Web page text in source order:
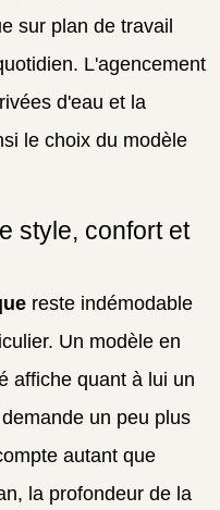
sur plan de travail
L'agencement
d'eau et la
le choix du modèle
style, confort et
reste indémodable
Un modèle en
affiche quant à lui un
un peu plus
autant que
la profondeur de la